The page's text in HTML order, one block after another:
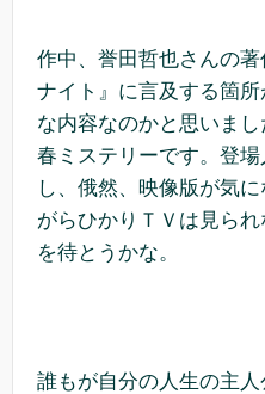
作中、誉田哲也さんの
ナイト』に言及する箇
な内容なのかと思いま
春ミステリーです。登
し、俄然、映像版が気
がらひかりＴＶは見ら
を待とうかな。
誰もが自分の人生の